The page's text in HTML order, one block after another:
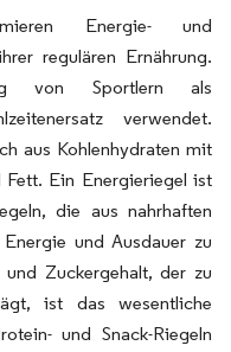
Energie- und
regulären Ernährung.
von Sportlern als
verwendet.
aus Kohlenhydraten mit
Ein Energieriegel ist
die aus nahrhaften
und Ausdauer zu
Zuckergehalt, der zu
ist das wesentliche
und Snack-Riegeln